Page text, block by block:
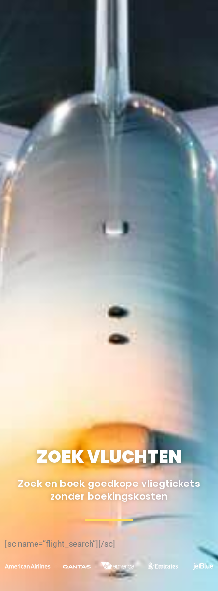
ZOEK VLUCHTEN
Zoek en boek goedkope vliegtickets
zonder boekingskosten
[sc name=”flight_search”][/sc]